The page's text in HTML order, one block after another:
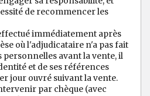
de recommencer les
immédiatement après
où l'adjudicataire n'a pas fait
avant la vente, il
et de ses références
jour ouvré suivant la vente.
par chèque (avec